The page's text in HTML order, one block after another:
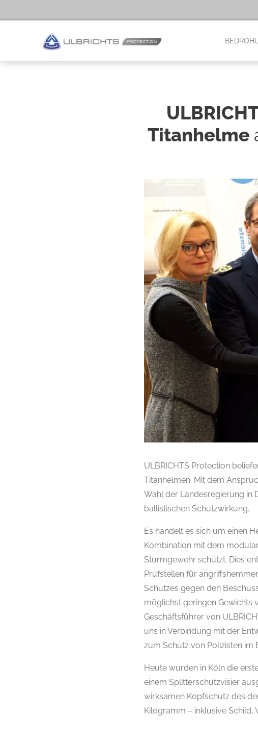
Titanhelme
ULBRICHTS Protection
Titanhelmen. Mit dem
Wahl der Landesregierung in
ballistischen Schutzwirkung.
Es handelt es sich um einen
Kombination mit dem
Sturmgewehr schützt. Dies
Prüfstellen für
Schutzes gegen den
möglichst geringen Gewichts
Geschäftsführer von
uns in Verbindung mit der
zum Schutz von Polizisten im
Heute wurden in Köln die
einem Splitterschutzvisier
wirksamen Kopfschutz des
Kilogramm – inklusive Schild,